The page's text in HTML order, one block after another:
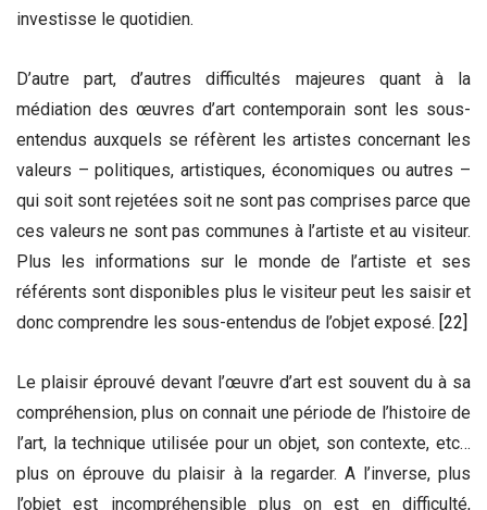
investisse le quotidien.
D’autre part, d’autres difficultés majeures quant à la
médiation des œuvres d’art contemporain sont les sous-
entendus auxquels se réfèrent les artistes concernant les
valeurs – politiques, artistiques, économiques ou autres –
qui soit sont rejetées soit ne sont pas comprises parce que
ces valeurs ne sont pas communes à l’artiste et au visiteur.
Plus les informations sur le monde de l’artiste et ses
référents sont disponibles plus le visiteur peut les saisir et
donc comprendre les sous-entendus de l’objet exposé. [22]
Le plaisir éprouvé devant l’œuvre d’art est souvent du à sa
compréhension, plus on connait une période de l’histoire de
l’art, la technique utilisée pour un objet, son contexte, etc…
plus on éprouve du plaisir à la regarder. A l’inverse, plus
l’objet est incompréhensible plus on est en difficulté,